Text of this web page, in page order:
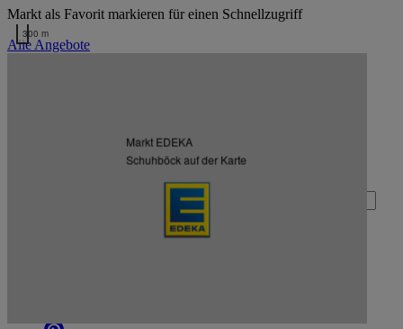
Markt als Favorit markieren für einen Schnellzugriff
Alle Angebote
Markt EDEKA
Schuhböck auf der Karte
300 m
Zum Newsletter anmelden
Deine E-Mail-Adresse (Pflichtfeld)